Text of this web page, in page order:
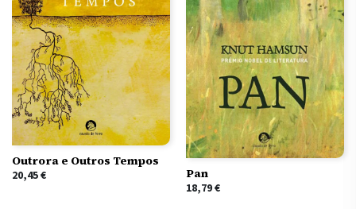
Outrora e Outros Tempos
20,45€
Pan
18,79€